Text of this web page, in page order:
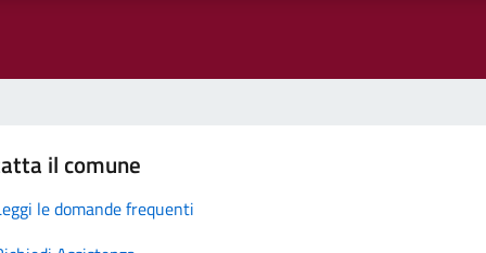
il comune
le domande frequenti